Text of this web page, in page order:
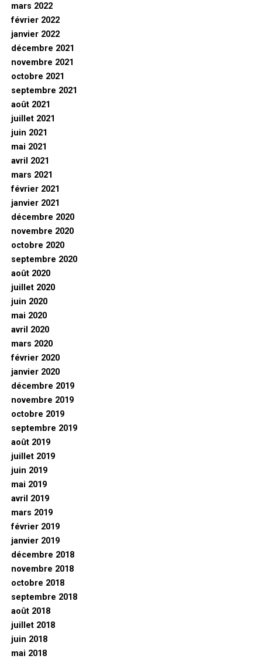
mars 2022
février 2022
janvier 2022
décembre 2021
novembre 2021
octobre 2021
septembre 2021
août 2021
juillet 2021
juin 2021
mai 2021
avril 2021
mars 2021
février 2021
janvier 2021
décembre 2020
novembre 2020
octobre 2020
septembre 2020
août 2020
juillet 2020
juin 2020
mai 2020
avril 2020
mars 2020
février 2020
janvier 2020
décembre 2019
novembre 2019
octobre 2019
septembre 2019
août 2019
juillet 2019
juin 2019
mai 2019
avril 2019
mars 2019
février 2019
janvier 2019
décembre 2018
novembre 2018
octobre 2018
septembre 2018
août 2018
juillet 2018
juin 2018
mai 2018